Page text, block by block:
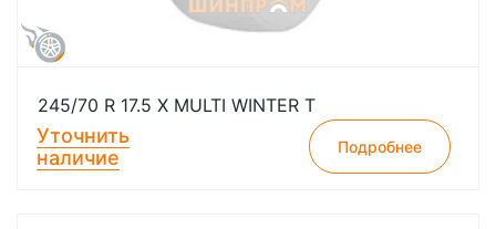
245/70 R 17.5 X MULTI WINTER T
Уточнить
наличие
Подробнее